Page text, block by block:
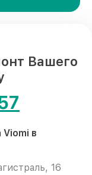
Вашего
в
16